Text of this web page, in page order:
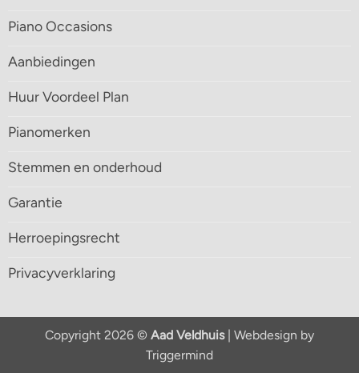
Piano Occasions
Aanbiedingen
Huur Voordeel Plan
Pianomerken
Stemmen en onderhoud
Garantie
Herroepingsrecht
Privacyverklaring
Copyright 2026 © Aad Veldhuis| Webdesign by
Triggermind